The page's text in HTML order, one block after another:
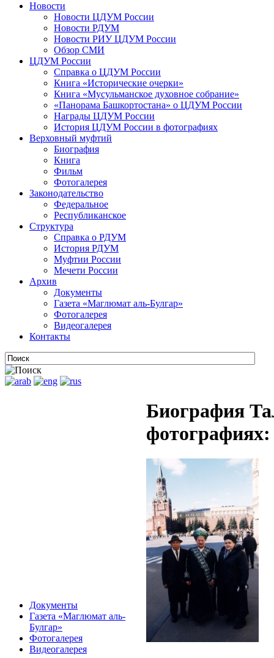
Новости
Новости ЦДУМ России
Новости РДУМ
Новости РИУ ЦДУМ России
Обзор СМИ
ЦДУМ России
Справка о ЦДУМ России
Книга «Исторические очерки»
Книга «Мусульманское духовное собрание»
«Панорама Башкортостана» о ЦДУМ России
Награды ЦДУМ России
История ЦДУМ России в фотографиях
Верховный муфтий
Биография
Книга
Фильм
Фотогалерея
Законодательство
Федеральное
Республиканское
Структура
Справка о РДУМ
История РДУМ
Муфтии России
Мечети России
Архив
Документы
Газета «Маглюмат аль-Булгар»
Фотогалерея
Видеогалерея
Контакты
Документы
Газета «Маглюмат аль-
Булгар»
Фотогалерея
Видеогалерея
Биография
фотографиях: